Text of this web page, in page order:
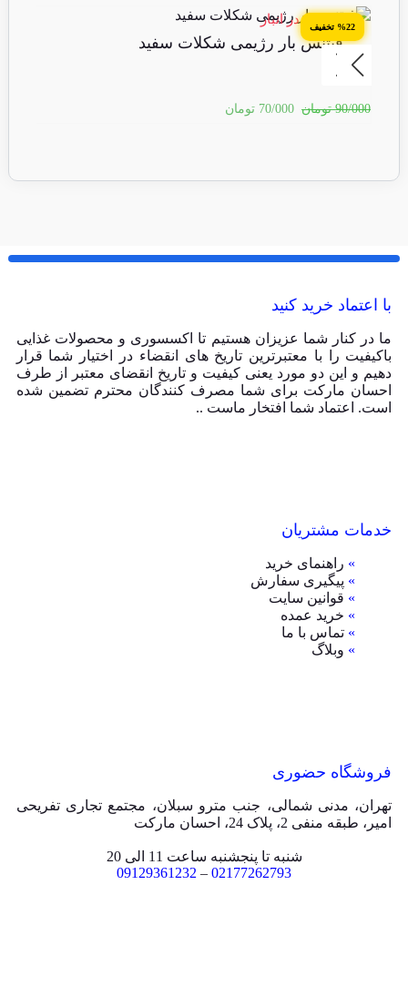
%22 تخفیف
فیتنس بار رژیمی شکلات سفید
90/000 تومان 70/000 تومان
با اعتماد خرید کنید
ما در کنار شما عزیزان هستیم تا اکسسوری و محصولات غذایی
باکیفیت را با معتبرترین تاریخ های انقضاء در اختیار شما قرار
دهیم و این دو مورد یعنی کیفیت و تاریخ انقضای معتبر از طرف
احسان مارکت برای شما مصرف کنندگان محترم تضمین شده
است. اعتماد شما افتخار ماست ..
خدمات مشتریان
» راهنمای خرید
» پیگیری سفارش
» قوانین سایت
» خرید عمده
» تماس با ما
» وبلاگ
فروشگاه حضوری
تهران، مدنی شمالی، جنب مترو سبلان، مجتمع تجاری تفریحی
امیر، طبقه منفی 2، پلاک 24، احسان مارکت
شنبه تا پنجشنبه ساعت 11 الی 20
02177262793
–
09129361232